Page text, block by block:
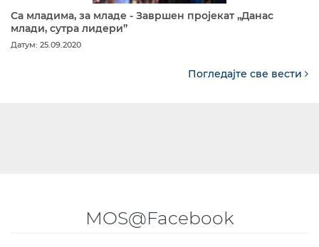
Са младима, за младе - Завршен пројекат „Данас
млади, сутра лидери”
Датум: 25.09.2020
Погледајте све вести
MOS@Facebook